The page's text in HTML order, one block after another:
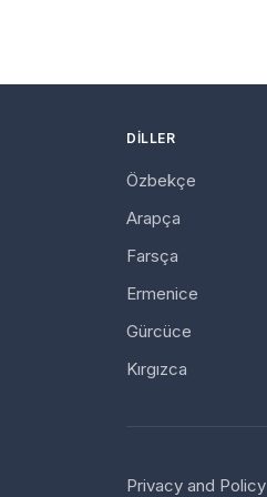
DILLER
Özbekçe
Arapça
Farsça
Ermenice
Gürcüce
Kırgızca
Privacy and Policy